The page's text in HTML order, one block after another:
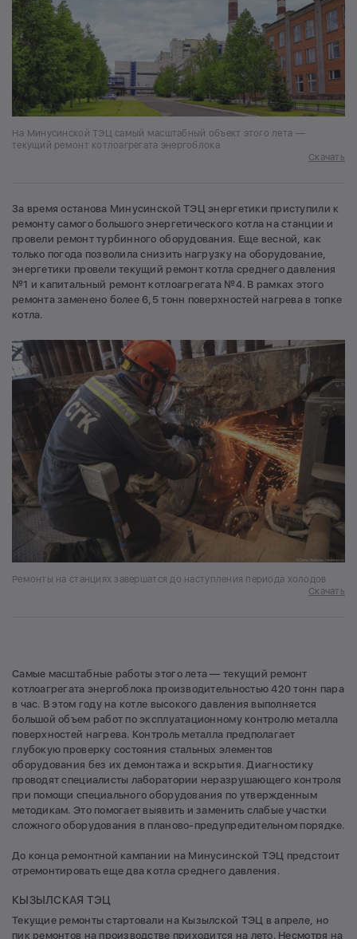
На Минусинской ТЭЦ самый масштабный объект этого лета —
текущий ремонт котлоагрегата энергоблока
Скачать
За время останова Минусинской ТЭЦ энергетики приступили к
ремонту самого большого энергетического котла на станции и
провели ремонт турбинного оборудования. Еще весной, как
только погода позволила снизить нагрузку на оборудование,
энергетики провели текущий ремонт котла среднего давления
№1 и капитальный ремонт котлоагрегата №4. В рамках этого
ремонта заменено более 6,5 тонн поверхностей нагрева в топке
котла.
Ремонты на станциях завершатся до наступления периода холодов
Скачать
Самые масштабные работы этого лета — текущий ремонт
котлоагрегата энергоблока производительностью 420 тонн пара
в час. В этом году на котле высокого давления выполняется
большой объем работ по эксплуатационному контролю металла
поверхностей нагрева. Контроль металла предполагает
глубокую проверку состояния стальных элементов
оборудования без их демонтажа и вскрытия. Диагностику
проводят специалисты лаборатории неразрушающего контроля
при помощи специального оборудования по утвержденным
методикам. Это помогает выявить и заменить слабые участки
сложного оборудования в планово-предупредительном порядке.
До конца ремонтной кампании на Минусинской ТЭЦ предстоит
отремонтировать еще два котла среднего давления.
КЫЗЫЛСКАЯ ТЭЦ
Текущие ремонты стартовали на Кызылской ТЭЦ в апреле, но
пик ремонтов на производстве приходится на лето. Несмотря на